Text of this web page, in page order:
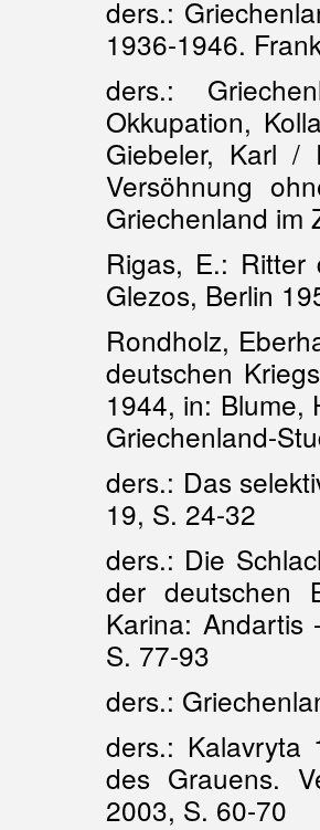
ders.:
1936-1946.
ders.:
Okkupation,
Giebeler, Karl /
Versöhnung
Griechenland im
Rigas, E.: Ritter
Glezos, Berlin
Rondholz,
deutschen
1944, in: Blume,
Griechenland-
ders.: Das
19, S. 24-32
ders.: Die
der deutschen
Karina:
S. 77-93
ders.:
ders.: Kalavryta
des Grauens.
2003, S. 60-70